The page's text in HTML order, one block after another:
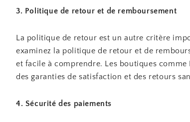
3. Politique de retour et de remboursement
La politique de retour est un autre critère
examinez la politique de retour et de
et facile à comprendre. Les boutiques
des garanties de satisfaction et des retours
4. Sécurité des paiements